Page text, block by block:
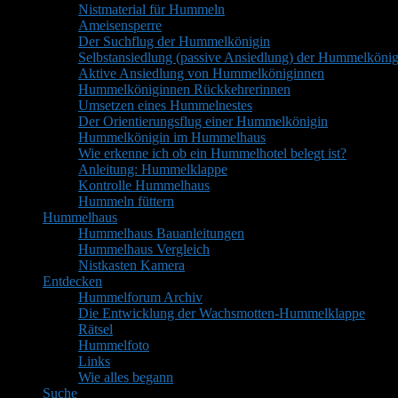
Nistmaterial für Hummeln
Ameisensperre
Der Suchflug der Hummelkönigin
Selbstansiedlung (passive Ansiedlung) der
Aktive Ansiedlung von Hummelköniginnen
Hummelköniginnen Rückkehrerinnen
Umsetzen eines Hummelnestes
Der Orientierungsflug einer Hummelkönigin
Hummelkönigin im Hummelhaus
Wie erkenne ich ob ein Hummelhotel belegt ist?
Anleitung: Hummelklappe
Kontrolle Hummelhaus
Hummeln füttern
Hummelhaus
Hummelhaus Bauanleitungen
Hummelhaus Vergleich
Nistkasten Kamera
Entdecken
Hummelforum Archiv
Die Entwicklung der Wachsmotten-Hummelklappe
Rätsel
Hummelfoto
Links
Wie alles begann
Suche